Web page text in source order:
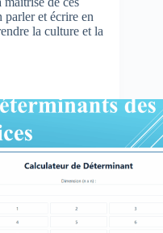
parler et écrire en
la culture et la